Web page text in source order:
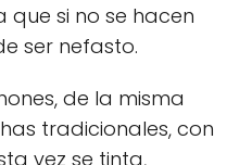
que si no se hacen
ser nefasto.
de la misma
tradicionales, con
vez se tinta,